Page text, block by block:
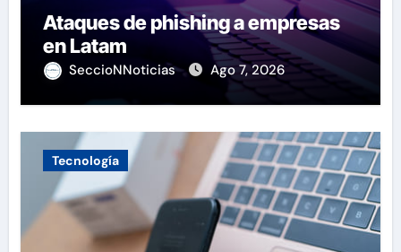
Ataques de phishing a empresas
en Latam
SeccioNNoticias Ago 7, 2026
Tecnología